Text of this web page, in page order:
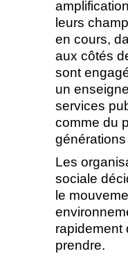
leurs
en cours,
aux côtés
sont
un
services
comme du
Les
sociale
le
rapidement
prendre.